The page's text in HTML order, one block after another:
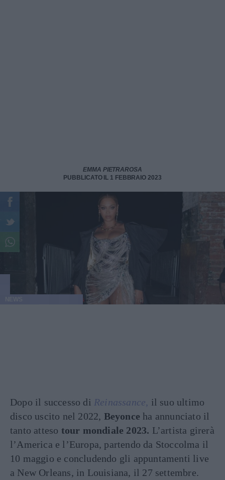
EMMA PIETRAROSA
PUBBLICATO IL 1 FEBBRAIO 2023
Dopo il successo di Reinassance, il suo ultimo
disco uscito nel 2022, Beyonce ha annunciato il
tanto atteso tour mondiale 2023. L’artista girerà
l’America e l’Europa, partendo da Stoccolma il
10 maggio e concludendo gli appuntamenti live
a New Orleans, in Louisiana, il 27 settembre.